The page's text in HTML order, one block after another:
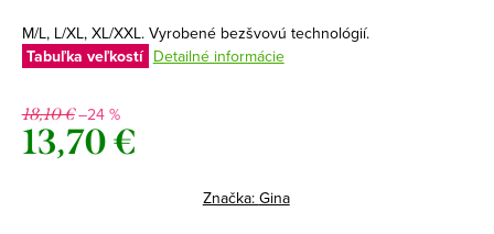
M/L, L/XL, XL/XXL. Vyrobené bezšvovú technológií.
Tabuľka veľkostí Detailné informácie
18,10 €–24 %
13,70 €
Značka: Gina